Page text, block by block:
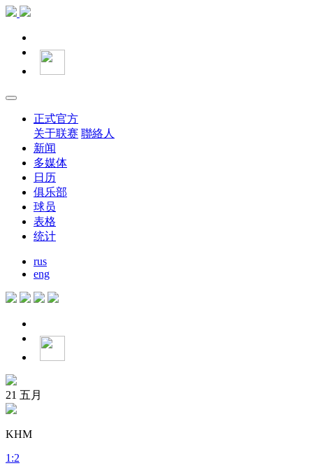
正式官方
关于联赛 聯絡人
新闻
多媒体
日历
俱乐部
球员
表格
统计
rus
eng
21 五月
KHM
1 :2